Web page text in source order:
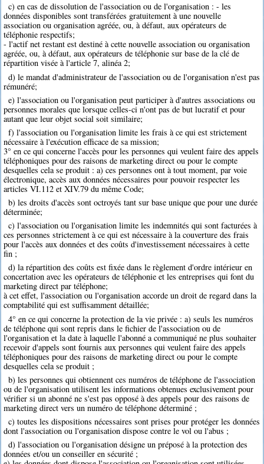
c) en cas de dissolution de l'association ou de l'organisation : - les
données disponibles sont transférées gratuitement à une nouvelle
association ou organisation agréée, ou, à défaut, aux opérateurs de
téléphonie respectifs;
- l'actif net restant est destiné à cette nouvelle association ou organisation
agréée, ou, à défaut, aux opérateurs de téléphonie sur base de la clé de
répartition visée à l'article 7, alinéa 2;
d) le mandat d'administrateur de l'association ou de l'organisation n'est pas
rémunéré;
e) l'association ou l'organisation peut participer à d'autres associations ou
personnes morales que lorsque celles-ci n'ont pas de but lucratif et pour
autant que leur objet social soit similaire;
f) l'association ou l'organisation limite les frais à ce qui est strictement
nécessaire à l'exécution efficace de sa mission;
3° en ce qui concerne l'accès pour les personnes qui veulent faire des appels
téléphoniques pour des raisons de marketing direct ou pour le compte
desquelles cela se produit : a) ces personnes ont à tout moment, par voie
électronique, accès aux données nécessaires pour pouvoir respecter les
articles VI.112 et XIV.79 du même Code;
b) les droits d'accès sont octroyés tant sur base unique que pour une durée
déterminée;
c) l'association ou l'organisation limite les indemnités qui sont facturées à
ces personnes strictement à ce qui est nécessaire à la couverture des frais
pour l'accès aux données et des coûts d'investissement nécessaires à cette
fin ;
d) la répartition des coûts est fixée dans le règlement d'ordre intérieur en
concertation avec les opérateurs de téléphonie et les entreprises qui font du
marketing direct par téléphone;
à cet effet, l'association ou l'organisation accorde un droit de regard dans la
comptabilité qui est suffisamment détaillée;
4° en ce qui concerne la protection de la vie privée : a) seuls les numéros
de téléphone qui sont repris dans le fichier de l'association ou de
l'organisation et la date à laquelle l'abonné a communiqué ne plus souhaiter
recevoir d'appels sont fournis aux personnes qui veulent faire des appels
téléphoniques pour des raisons de marketing direct ou pour le compte
desquelles cela se produit ;
b) les personnes qui obtiennent ces numéros de téléphone de l'association
ou de l'organisation utilisent les informations obtenues exclusivement pour
vérifier si un abonné ne s'est pas opposé à des appels pour des raisons de
marketing direct vers un numéro de téléphone déterminé ;
c) toutes les dispositions nécessaires sont prises pour protéger les données
dont l'association ou l'organisation dispose contre le vol ou l'abus ;
d) l'association ou l'organisation désigne un préposé à la protection des
données et/ou un conseiller en sécurité ;